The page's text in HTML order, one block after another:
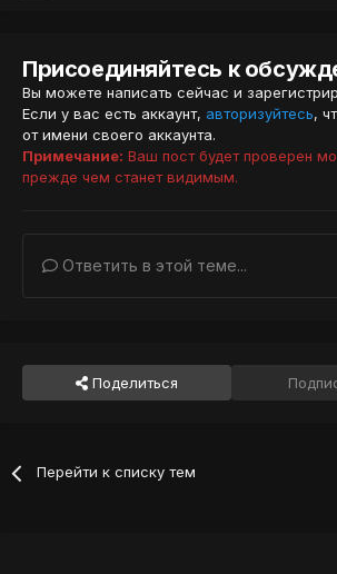
Присоединяйтесь к
Вы можете написать сейчас и
Если у вас есть аккаунт, авторизуйтесь,
от имени своего аккаунта.
Примечание: Ваш пост будет проверен
прежде чем станет видимым.
Ответить в этой теме...
Поделиться
Перейти к списку тем